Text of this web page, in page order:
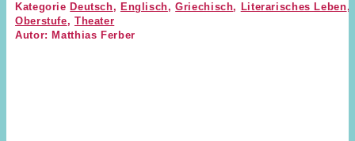
Kategorie Deutsch, Englisch,Griechisch, Literarisches Leben,
Oberstufe, Theater
Autor: Matthias Ferber